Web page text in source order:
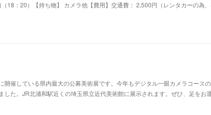
18：20）【持ち物】 カメラ他【費用】交通費： 2,500円（レンタカーの為
開催している県内最大の公募美術展です。今年もデジタル一眼カメラコース
した。JR北浦和駅近くの埼玉県立近代美術館に展示されます。ぜひ、足をお